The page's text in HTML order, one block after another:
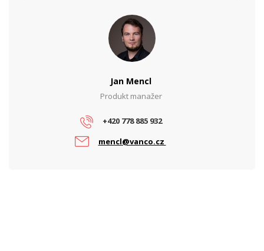
Jan Mencl
Produkt manažer
+420 778 885 932
mencl@vanco.cz